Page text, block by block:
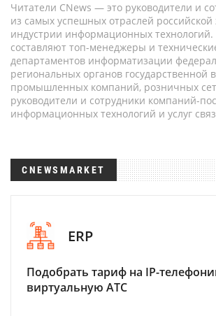
Читатели CNews — это руководители и
из самых успешных отраслей российской
индустрии информационных
составляют топ-менеджеры и
департаментов информатизации
региональных органов государственной
промышленных компаний, розничных
руководители и сотрудники компаний-
информационных технологий и услуг
CNEWSMARKET
ERP
Подобрать тариф на IP-
виртуальную АТС